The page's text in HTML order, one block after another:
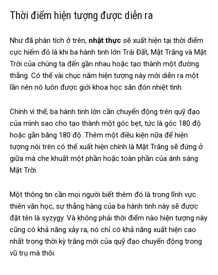
Thời điểm hiện tượng được diễn ra
Như đã phân tích ở trên, nhật thực sẽ xuất hiện tại thời điểm
cực hiếm đó là khi ba hành tinh lớn Trái Đất, Mặt Trăng và Mặt
Trời của chúng ta đến gần nhau hoặc tạo thành một đường
thẳng. Có thể vài chục năm hiện tượng này mới diễn ra một
lần nên nó luôn được giới khoa học săn đón nhiệt tình.
Chính vì thế, ba hành tinh lớn cần chuyển động trên quỹ đạo
của mình sao cho tạo thành một góc bẹt, tức là góc 180 độ
hoặc gần bằng 180 độ. Thêm một điều kiện nữa để hiện
tượng nói trên có thể xuất hiện chính là Mặt Trăng sẽ đứng ở
giữa mà che khuất một phần hoặc toàn phần của ánh sáng
Mặt Trời.
Một thông tin cần mọi người biết thêm đó là trong lĩnh vực
thiên văn học, sự thẳng hàng của ba hành tinh này sẽ được
đặt tên là syzygy. Và không phải thời điểm nào hiện tượng này
cũng có khả năng xảy ra, nó chỉ có khả năng xuất hiện cao
nhất trong thời kỳ trăng mới của quỹ đạo chuyển động trong
vũ trụ mà thôi.